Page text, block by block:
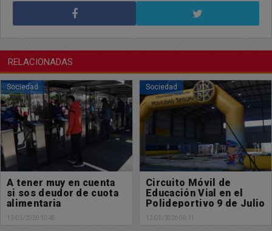
RELACIONADAS
Sociedad
Circuito Móvil de
Educación Vial en el
Polideportivo 9 de Julio
13/05/2026 09:11
Sociedad
Estamos en la búsqueda
de incorporar a una
Kinesiologa/o para
importante
emprendimiento
11/05/2026 10:05